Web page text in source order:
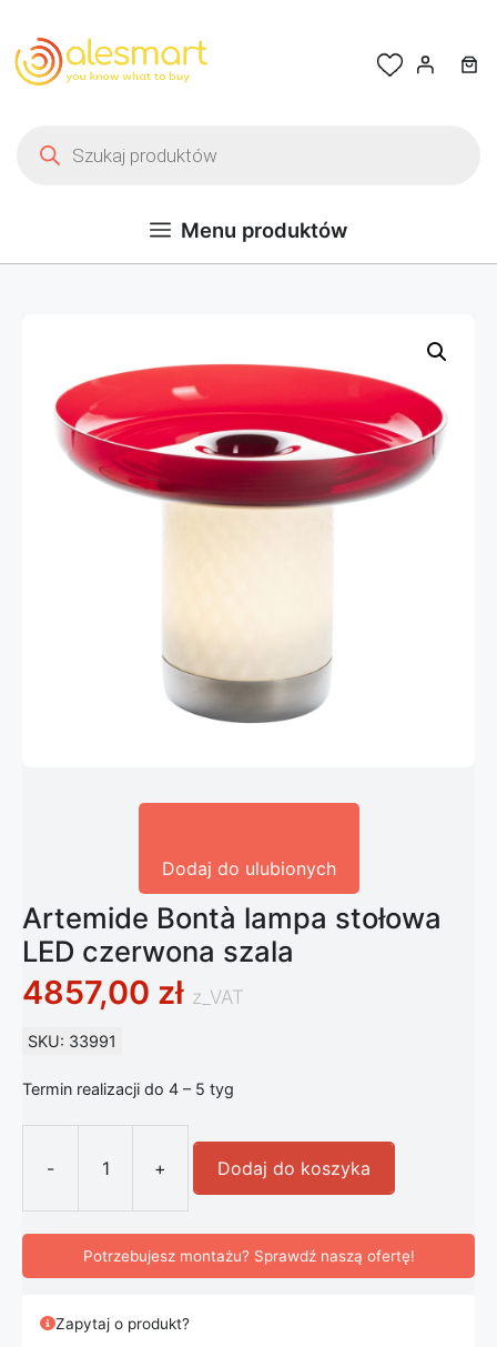
Menu produktów
Dodaj do ulubionych
Artemide Bontà lampa stołowa
LED czerwona szala
4857,00 zł z_VAT
SKU: 33991
Termin realizacji do 4 – 5 tyg
-
ilość Artemide Bontà lampa
+ Dodaj do koszyka
Potrzebujesz montażu? Sprawdź naszą ofertę!
Zapytaj o produkt?